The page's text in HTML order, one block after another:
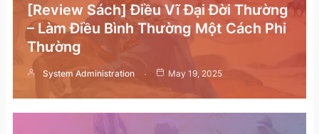
[Review Sách] Điều Vĩ Đại Đời Thường
– Làm Điều Bình Thường Một Cách Phi
Thường
System Administration May 19, 2025